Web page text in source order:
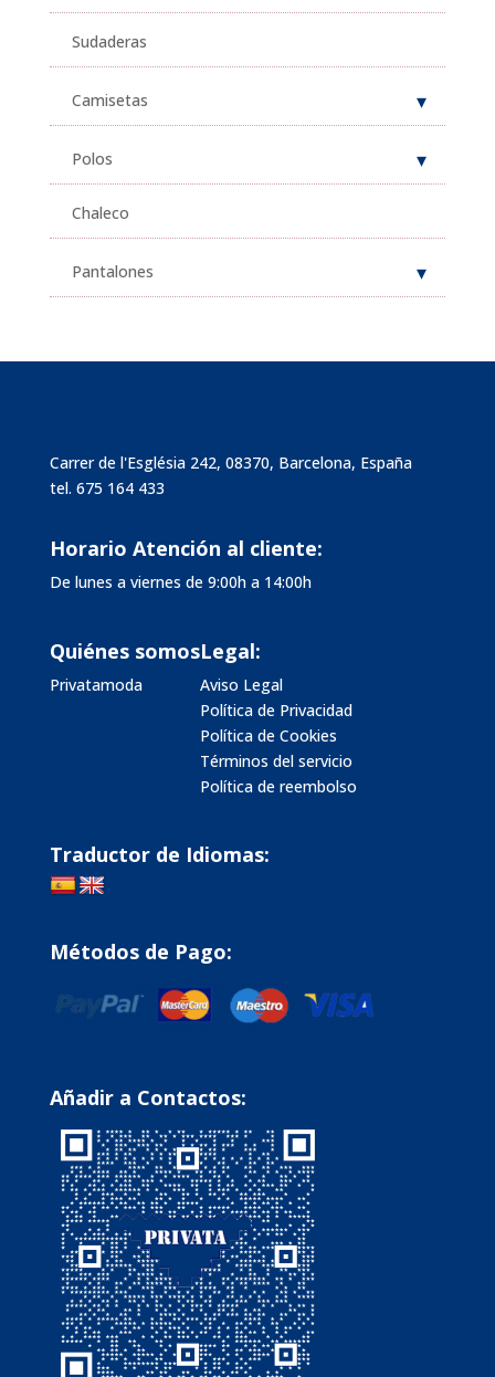
Sudaderas
Camisetas
Polos
Chaleco
Pantalones
Carrer de l'Església 242, 08370, Barcelona, España
tel. 675 164 433
Horario Atención al cliente:
De lunes a viernes de 9:00h a 14:00h
Quiénes somos
Privatamoda
Legal:
Aviso Legal
Política de Privacidad
Política de Cookies
Términos del servicio
Política de reembolso
Traductor de Idiomas:
Métodos de Pago:
Añadir a Contactos: